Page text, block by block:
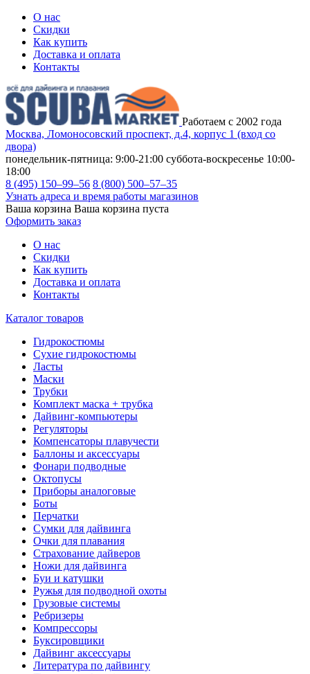
О нас
Скидки
Как купить
Доставка и оплата
Контакты
Работаем с 2002 года
Москва, Ломоносовский проспект, д.4, корпус 1 (вход со
двора)
понедельник-пятница: 9:00-21:00 суббота-воскресенье 10:00-
18:00
8 (495) 150–99–56 8 (800) 500–57–35
Узнать адреса и время работы магазинов
Ваша корзина Ваша корзина пуста
Оформить заказ
О нас
Скидки
Как купить
Доставка и оплата
Контакты
Каталог товаров
Гидрокостюмы
Сухие гидрокостюмы
Ласты
Маски
Трубки
Комплект маска + трубка
Дайвинг-компьютеры
Регуляторы
Компенсаторы плавучести
Баллоны и аксессуары
Фонари подводные
Октопусы
Приборы аналоговые
Боты
Перчатки
Сумки для дайвинга
Очки для плавания
Страхование дайверов
Ножи для дайвинга
Буи и катушки
Ружья для подводной охоты
Грузовые системы
Ребризеры
Компрессоры
Буксировщики
Дайвинг аксессуары
Литература по дайвингу